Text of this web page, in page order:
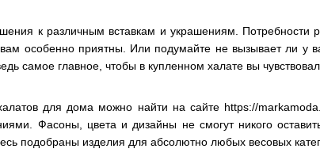
к различным вставкам и украшениям. Потребности
особенно приятны. Или подумайте не вызывает ли у
самое главное, чтобы в купленном халате вы
для дома можно найти на сайте https://
Фасоны, цвета и дизайны не смогут никого
подобраны изделия для абсолютно любых весовых